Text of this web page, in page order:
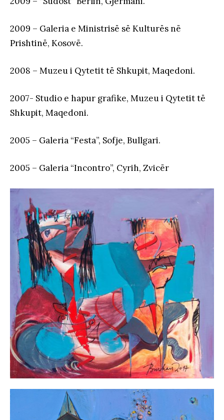
2009 – Galeria e Ministrisë së Kulturës në
Prishtinë, Kosovë.
2008 – Muzeu i Qytetit të Shkupit, Maqedoni.
2007- Studio e hapur grafike, Muzeu i Qytetit të
Shkupit, Maqedoni.
2005 – Galeria “Festa”, Sofje, Bullgari.
2005 – Galeria “Incontro”, Cyrih, Zvicër